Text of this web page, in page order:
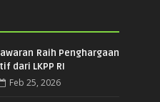
Raih Penghargaan
dari LKPP RI
Feb 25, 2026